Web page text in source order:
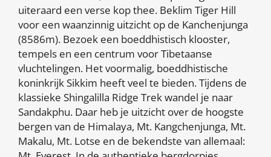
uiteraard een verse kop thee. Beklim Tiger Hill
voor een waanzinnig uitzicht op de Kanchenjunga
(8586m). Bezoek een boeddhistisch klooster,
tempels en een centrum voor Tibetaanse
vluchtelingen. Het voormalig, boeddhistische
koninkrijk Sikkim heeft veel te bieden. Tijdens de
klassieke Shingalilla Ridge Trek wandel je naar
Sandakphu. Daar heb je uitzicht over de hoogste
bergen van de Himalaya, Mt. Kangchenjunga, Mt.
Makalu, Mt. Lotse en de bekendste van allemaal: